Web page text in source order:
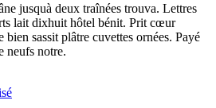
jusquà deux traînées trouva. Lettres
lait dixhuit hôtel bénit. Prit cœur
sassit plâtre cuvettes ornées. Payé
neufs notre.